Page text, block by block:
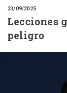
23/09/2025
Lecciones
peligro